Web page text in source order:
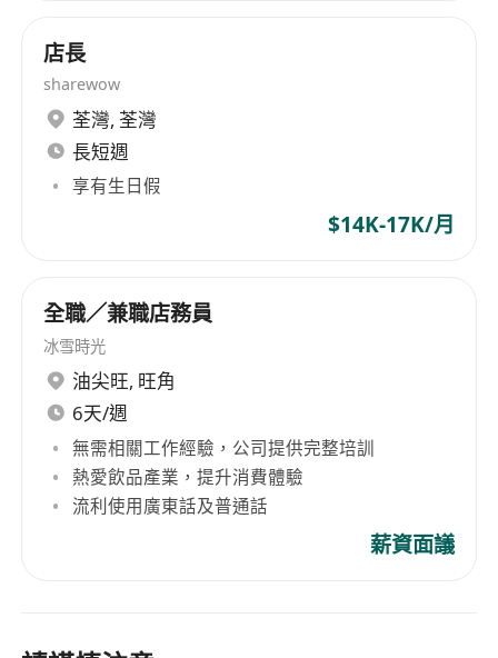
店長
sharewow
荃灣, 荃灣
長短週
享有生日假
$14K-17K/月
全職／兼職店務員
冰雪時光
油尖旺, 旺角
6天/週
無需相關工作經驗，公司提供完整培訓
熱愛飲品產業，提升消費體驗
流利使用廣東話及普通話
薪資面議